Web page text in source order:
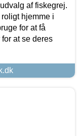
af fiskegrej.
hjemme i
for at få
at se deres